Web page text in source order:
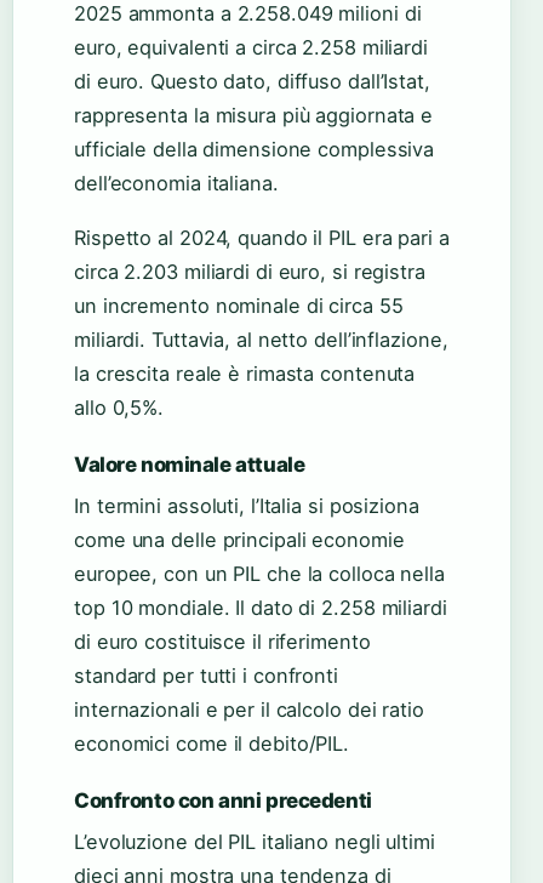
2025 ammonta a 2.258.049 milioni di
euro, equivalenti a circa 2.258 miliardi
di euro. Questo dato, diffuso dall’Istat,
rappresenta la misura più aggiornata e
ufficiale della dimensione complessiva
dell’economia italiana.
Rispetto al 2024, quando il PIL era pari a
circa 2.203 miliardi di euro, si registra
un incremento nominale di circa 55
miliardi. Tuttavia, al netto dell’inflazione,
la crescita reale è rimasta contenuta
allo 0,5%.
Valore nominale attuale
In termini assoluti, l’Italia si posiziona
come una delle principali economie
europee, con un PIL che la colloca nella
top 10 mondiale. Il dato di 2.258 miliardi
di euro costituisce il riferimento
standard per tutti i confronti
internazionali e per il calcolo dei ratio
economici come il debito/PIL.
Confronto con anni precedenti
L’evoluzione del PIL italiano negli ultimi
dieci anni mostra una tendenza di